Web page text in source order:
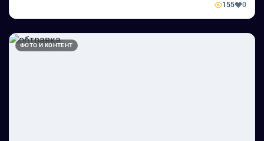
155 0
ФОТО И КОНТЕНТ